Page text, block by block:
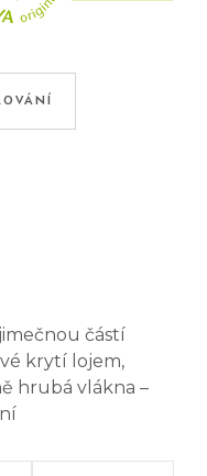
částí
krytí lojem,
hrubá vlákna –